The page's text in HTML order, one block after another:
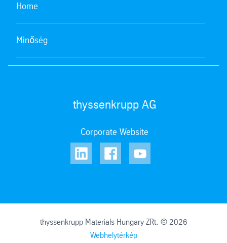
Home
Minőség
thyssenkrupp AG
Corporate Website
thyssenkrupp Materials Hungary ZRt. © 2026
Webhelytérkép